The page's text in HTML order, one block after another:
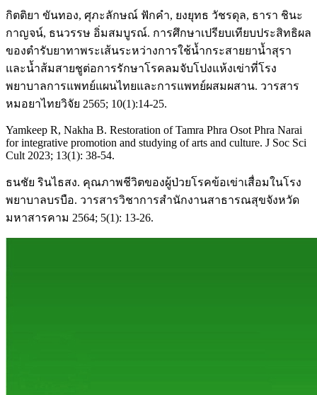
กิตติยา ขันทอง, ศุภะลักษณ์ ฟักคำ, ยงยุทธ วัชรดุล, ธารา ชินะ
กาญจน์, ธนวรรษ อิ่มสมบูรณ์. การศึกษาเปรียบเทียบประสิทธิผล
ของตํารับยาทาพระเส้นระหว่างการใช้น้ำกระสายยาน้ำสุรา
และน้ำส้มสายชูต่อการรักษาโรคลมจับโปงแห้งเข่าที่โรง
พยาบาลการแพทย์แผนไทยและการแพทย์ผสมผสาน. วารสาร
หมอยาไทยวิจัย 2565; 10(1):14-25.
Yamkeep R, Nakha B. Restoration of Tamra Phra Osot Phra Narai
for integrative promotion and studying of arts and culture. J Soc Sci
Cult 2023; 13(1): 38-54.
ธนชัย รินไธสง. คุณภาพชีวิตของผู้ป่วยโรคข้อเข่าเสื่อมในโรง
พยาบาลบรบือ. วารสารวิชาการสำนักงานสาธารณสุขจังหวัด
มหาสารคาม 2564; 5(1): 13-26.